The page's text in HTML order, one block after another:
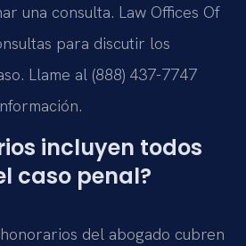
una consulta. Law Offices Of
para discutir los
Llame al (888) 437-7747
incluyen todos
caso penal?
del abogado cubren